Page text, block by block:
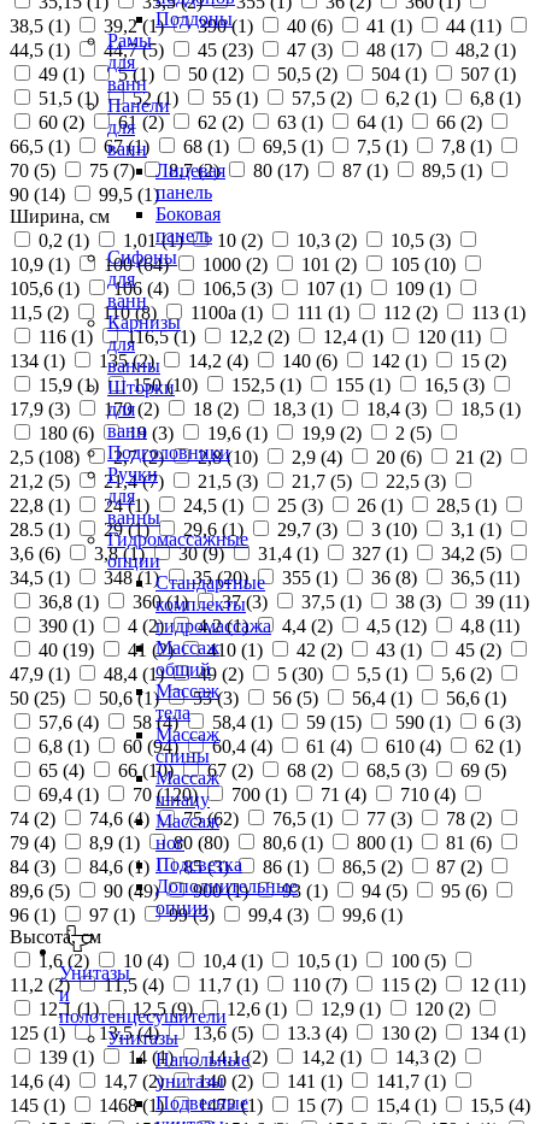
Поддоны
Рамы
для
ванн
Панели
для
ванн
Лицевая
панель
Боковая
панель
Сифоны
для
ванн
Карнизы
для
ванны
Шторки
для
ванн
Подголовники
Ручки
для
ванны
Гидромассажные
опции
Стандартные
комплекты
гидромассажа
Массаж
общий
Массаж
тела
Массаж
спины
Массаж
шиацу
Массаж
ног
Подсветка
Дополнительные
опции
Унитазы
и
полотенцесушители
Унитазы
Напольные
унитазы
Подвесные
38,5 (1) 39,2 (1) 390 (1) 40 (6) 41 (1) 44 (11)
44,5 (1) 44,7 (5) 45 (23) 47 (3) 48 (17) 48,2 (1)
49 (1) 5 (1) 50 (12) 50,5 (2) 504 (1) 507 (1)
51,5 (1) 52 (1) 55 (1) 57,5 (2) 6,2 (1) 6,8 (1)
60 (2) 61 (2) 62 (2) 63 (1) 64 (1) 66 (2)
66,5 (1) 67 (1) 68 (1) 69,5 (1) 7,5 (1) 7,8 (1)
70 (5) 75 (7) 8,7 (2) 80 (17) 87 (1) 89,5 (1)
90 (14) 99,5 (1)
Ширина, см
0,2 (1) 1,01 (1) 10 (2) 10,3 (2) 10,5 (3)
10,9 (1) 100 (64) 1000 (2) 101 (2) 105 (10)
105,6 (1) 106 (4) 106,5 (3) 107 (1) 109 (1)
11,5 (2) 110 (8) 1100а (1) 111 (1) 112 (2) 113 (1)
116 (1) 116,5 (1) 12,2 (2) 12,4 (1) 120 (11)
134 (1) 135 (2) 14,2 (4) 140 (6) 142 (1) 15 (2)
15,9 (1) 150 (10) 152,5 (1) 155 (1) 16,5 (3)
17,9 (3) 170 (2) 18 (2) 18,3 (1) 18,4 (3) 18,5 (1)
180 (6) 19 (3) 19,6 (1) 19,9 (2) 2 (5)
2,5 (108) 2,7 (2) 2,8 (10) 2,9 (4) 20 (6) 21 (2)
21,2 (5) 21,4 (7) 21,5 (3) 21,7 (5) 22,5 (3)
22,8 (1) 24 (1) 24,5 (1) 25 (3) 26 (1) 28,5 (1)
28.5 (1) 29 (1) 29,6 (1) 29,7 (3) 3 (10) 3,1 (1)
3,6 (6) 3,8 (1) 30 (9) 31,4 (1) 327 (1) 34,2 (5)
34,5 (1) 348 (1) 35 (20) 355 (1) 36 (8) 36,5 (11)
36,8 (1) 360 (1) 37 (3) 37,5 (1) 38 (3) 39 (11)
390 (1) 4 (2) 4,2 (1) 4,4 (2) 4,5 (12) 4,8 (11)
40 (19) 41 (2) 410 (1) 42 (2) 43 (1) 45 (2)
47,9 (1) 48,4 (1) 49 (2) 5 (30) 5,5 (1) 5,6 (2)
50 (25) 50,6 (1) 55 (3) 56 (5) 56,4 (1) 56,6 (1)
57,6 (4) 58 (4) 58,4 (1) 59 (15) 590 (1) 6 (3)
6,8 (1) 60 (94) 60,4 (4) 61 (4) 610 (4) 62 (1)
65 (4) 66 (10) 67 (2) 68 (2) 68,5 (3) 69 (5)
69,4 (1) 70 (120) 700 (1) 71 (4) 710 (4)
74 (2) 74,6 (4) 75 (62) 76,5 (1) 77 (3) 78 (2)
79 (4) 8,9 (1) 80 (80) 80,6 (1) 800 (1) 81 (6)
84 (3) 84,6 (1) 85 (3) 86 (1) 86,5 (2) 87 (2)
89,6 (5) 90 (49) 900 (1) 93 (1) 94 (5) 95 (6)
96 (1) 97 (1) 99 (3) 99,4 (3) 99,6 (1)
Высота, см
1,6 (2) 10 (4) 10,4 (1) 10,5 (1) 100 (5)
11,2 (2) 11,5 (4) 11,7 (1) 110 (7) 115 (2) 12 (11)
12,1 (1) 12,5 (9) 12,6 (1) 12,9 (1) 120 (2)
125 (1) 13,5 (4) 13,6 (5) 13.3 (4) 130 (2) 134 (1)
139 (1) 14 (1) 14,1 (2) 14,2 (1) 14,3 (2)
14,6 (4) 14,7 (2) 140 (2) 141 (1) 141,7 (1)
145 (1) 1468 (1) 1472 (1) 15 (7) 15,4 (1) 15,5 (4)